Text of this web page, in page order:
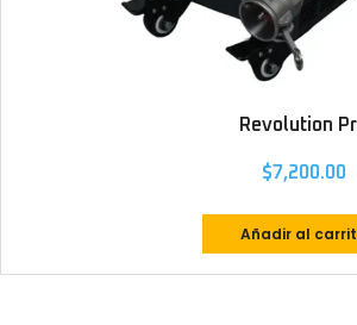
Revolution
$7,200.00
Añadir al